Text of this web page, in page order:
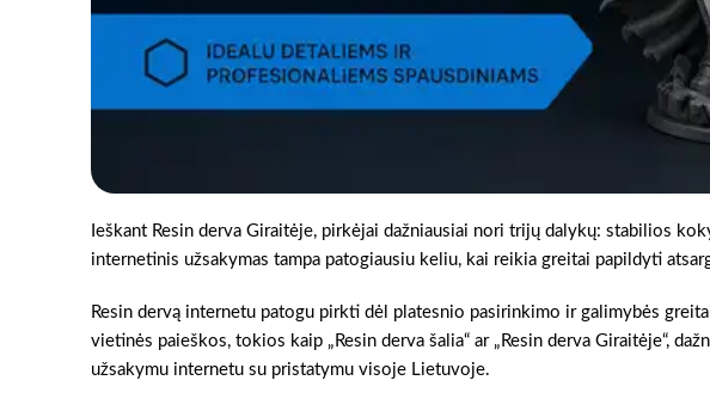
Ieškant Resin derva Giraitėje, pirkėjai dažniausiai nori trijų dalykų: stabilios
internetinis užsakymas tampa patogiausiu keliu, kai reikia greitai papildyti
Resin dervą internetu patogu pirkti dėl platesnio pasirinkimo ir galimybės
vietinės paieškos, tokios kaip „Resin derva šalia“ ar „Resin derva Giraitėje“,
užsakymu internetu su pristatymu visoje Lietuvoje.